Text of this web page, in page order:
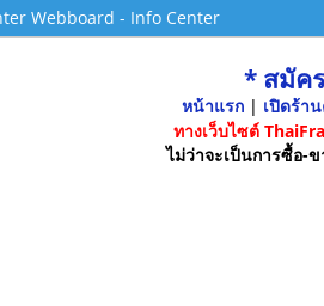
Webboard - Info Center
* สมัค
หน้าแรก| เปิดร้า
ทางเว็บไซต์
ไม่ว่าจะเป็นการซื้อ-